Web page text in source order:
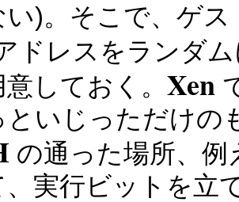
い)。そこで、ゲ
ドレスをランダ
しておく。 Xen
といじっただけの
の通った場所、
、実行ビットを立